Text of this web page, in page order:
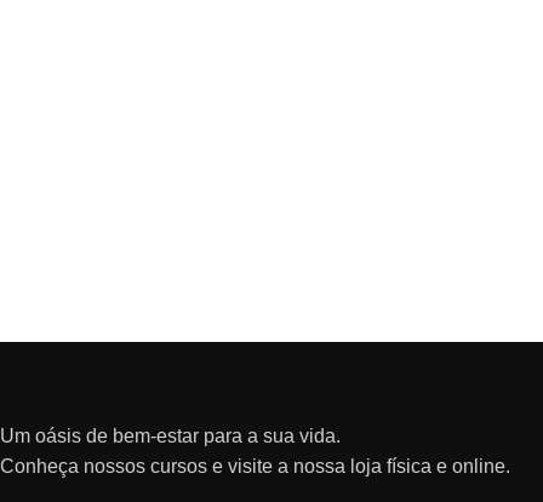
Um oásis de bem-estar para a sua vida.
Conheça nossos cursos e visite a nossa loja física e online.